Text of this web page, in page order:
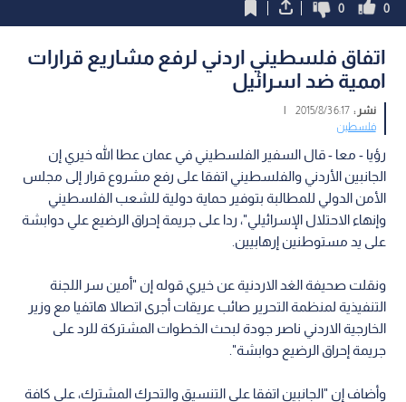
0
0
اتفاق فلسطيني اردني لرفع مشاريع قرارات
اممية ضد اسرائيل
نشر :6:17 2015/8/3
|
فلسطين
رؤيا - معا - قال السفير الفلسطيني في عمان عطا الله خيري إن
الجانبين الأردني والفلسطيني اتفقا على رفع مشروع قرار إلى مجلس
الأمن الدولي للمطالبة بتوفير حماية دولية للشعب الفلسطيني
وإنهاء الاحتلال الإسرائيلي"، ردا على جريمة إحراق الرضيع علي دوابشة
على يد مستوطنين إرهابيين.
ونقلت صحيفة الغد الاردنية عن خيري قوله إن "أمين سر اللجنة
التنفيذية لمنظمة التحرير صائب عريقات أجرى اتصالا هاتفيا مع وزير
الخارجية الاردني ناصر جودة لبحث الخطوات المشتركة للرد على
جريمة إحراق الرضيع دوابشة".
وأضاف إن "الجانبين اتفقا على التنسيق والتحرك المشترك، على كافة